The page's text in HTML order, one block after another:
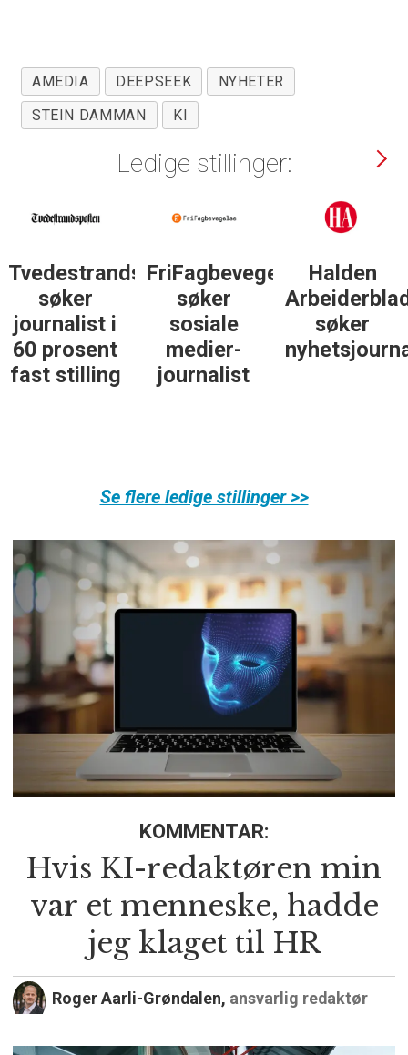
AMEDIA DEEPSEEK
NYHETER
STEIN DAMMAN
KI
Ledige stillinger:
Tvedestrandsposten
søker
journalist i
60 prosent
fast stilling
FriFagbevegelse
søker
sosiale
medier-
journalist
Halden
søker
Se flere ledige stillinger >>
KOMMENTAR:
Hvis KI-redaktøren min
var et menneske, hadde
jeg klaget til HR
Roger Aarli-Grøndalen, ansvarlig redaktør